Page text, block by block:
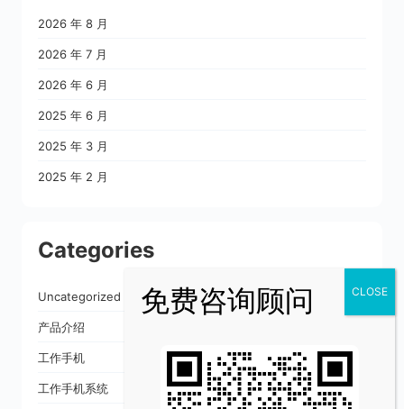
2026 年 8 月
2026 年 7 月
2026 年 6 月
2025 年 6 月
2025 年 3 月
2025 年 2 月
Categories
Uncategorized
产品介绍
工作手机
工作手机系统